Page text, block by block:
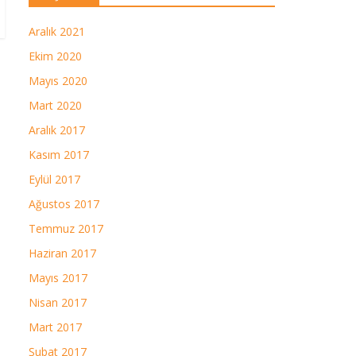
Aralık 2021
Ekim 2020
Mayıs 2020
Mart 2020
Aralık 2017
Kasım 2017
Eylül 2017
Ağustos 2017
Temmuz 2017
Haziran 2017
Mayıs 2017
Nisan 2017
Mart 2017
Şubat 2017